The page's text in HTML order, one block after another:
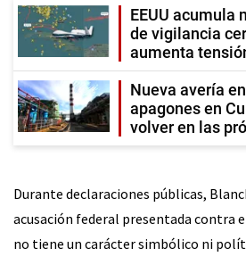
EEUU acumula
de vigilancia
aumenta
Nueva avería
apagones en
volver en las
Durante declaraciones públicas,
acusación federal presentada contra
no tiene un carácter simbólico ni